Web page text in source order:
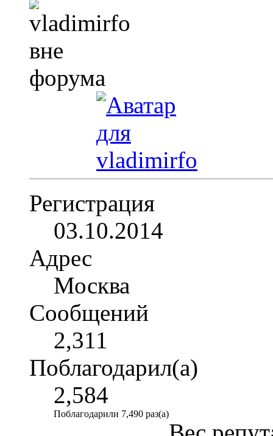
Регистрация
03.10.2014
Адрес
Москва
Сообщений
2,311
Поблагодарил(а)
2,584
Поблагодарили 7,490 раз(а)